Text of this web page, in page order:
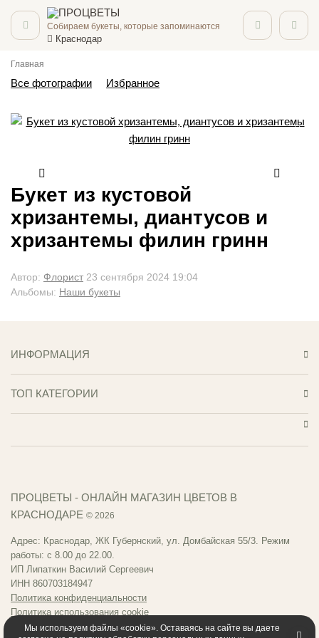
Собираем букеты, которые запоминаются
Краснодар
Главная
Все фотографии Избранное
Букет из кустовой
хризантемы, диантусов и
хризантемы филин гринн
Автор: Флорист 23 сентября 2024 19:04
Альбомы: Наши букеты
ПРОЦВЕТЫ - ОНЛАЙН МАГАЗИН ЦВЕТОВ В
КРАСНОДАРЕ © 2026
Адрес: Краснодар, ЖК Губернский, ул. Домбайская 55/3. Режим
работы: с 8.00 до 22.00.
ИП Липаткин Василий Сергеевич
ИНН 860703184947
Политика конфиденциальности
Политика использования cookie
Публичная оферта
ИНФОРМАЦИЯ
ТОП КАТЕГОРИИ
Мы используем файлы «cookie». Оставаясь на сайте вы даете